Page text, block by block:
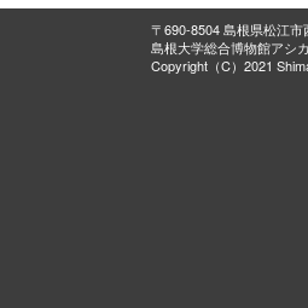
〒690-8504 島根県松江市
島根大学総合博物館アシ
Copyright（C）2021